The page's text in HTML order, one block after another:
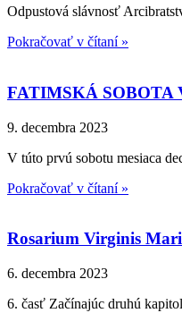
Odpustová slávnosť
Pokračovať v čítaní »
FATIMSKÁ
9. decembra 2023
V túto prvú sobotu mesiaca
Pokračovať v čítaní »
Rosarium Virginis
6. decembra 2023
6. časť Začínajúc druhú